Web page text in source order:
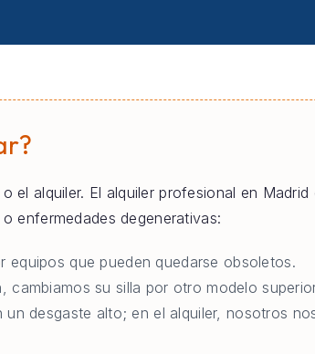
el alquiler. El alquiler profesional en Madrid
enfermedades degenerativas:
equipos que pueden quedarse obsoletos.
cambiamos su silla por otro modelo
un desgaste alto; en el alquiler, nosotros